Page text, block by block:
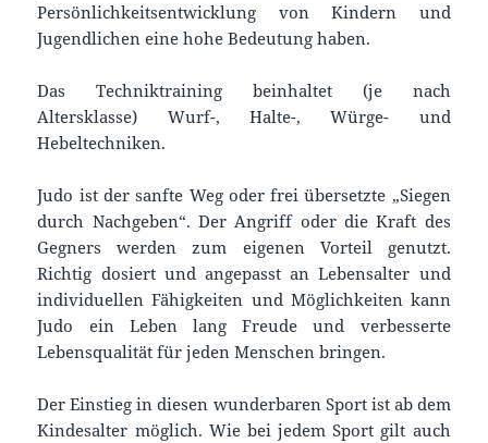
Persönlichkeitsentwicklung von Kindern und
Jugendlichen eine hohe Bedeutung haben.
Das Techniktraining beinhaltet (je nach
Altersklasse) Wurf-, Halte-, Würge- und
Hebeltechniken.
Judo ist der sanfte Weg oder frei übersetzte „Siegen
durch Nachgeben“. Der Angriff oder die Kraft des
Gegners werden zum eigenen Vorteil genutzt.
Richtig dosiert und angepasst an Lebensalter und
individuellen Fähigkeiten und Möglichkeiten kann
Judo ein Leben lang Freude und verbesserte
Lebensqualität für jeden Menschen bringen.
Der Einstieg in diesen wunderbaren Sport ist ab dem
Kindesalter möglich. Wie bei jedem Sport gilt auch